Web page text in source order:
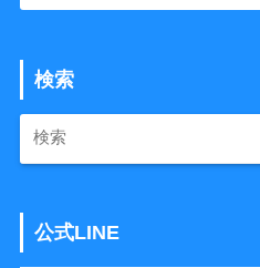
検索
公式LINE